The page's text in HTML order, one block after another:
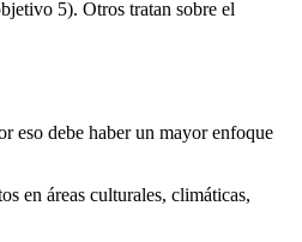
5). Otros tratan sobre el
eso debe haber un mayor enfoque
en áreas culturales, climáticas,